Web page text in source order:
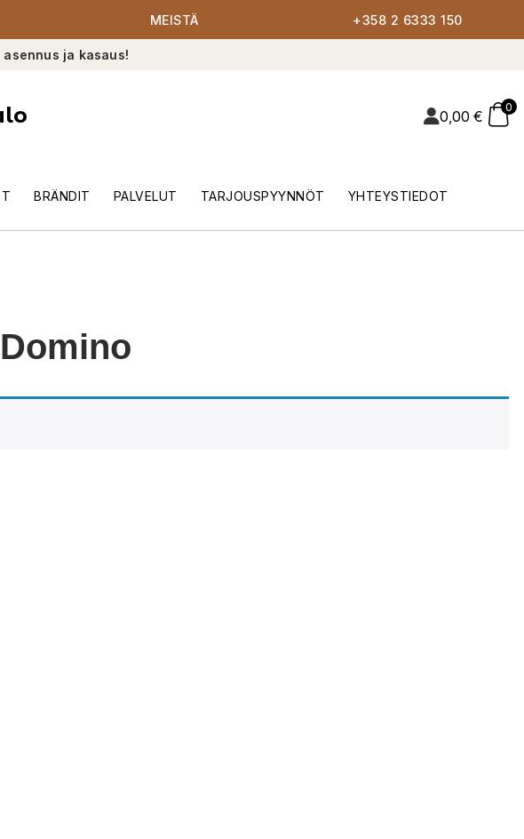
MEISTÄ +358 2 6333 150
ja kasaus!
0,00 €
0
BRÄNDIT PALVELUT TARJOUSPYYNNÖT YHTEYSTIEDOT
Domino